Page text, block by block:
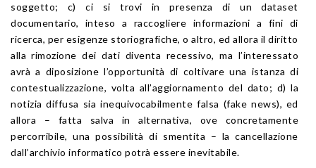
soggetto; c) ci si trovi in presenza di un dataset
documentario, inteso a raccogliere informazioni a fini di
ricerca, per esigenze storiografiche, o altro, ed allora il diritto
alla rimozione dei dati diventa recessivo, ma l’interessato
avrà a diposizione l’opportunità di coltivare una istanza di
contestualizzazione, volta all’aggiornamento del dato; d) la
notizia diffusa sia inequivocabilmente falsa (fake news), ed
allora – fatta salva in alternativa, ove concretamente
percorribile, una possibilità di smentita – la cancellazione
dall’archivio informatico potrà essere inevitabile.